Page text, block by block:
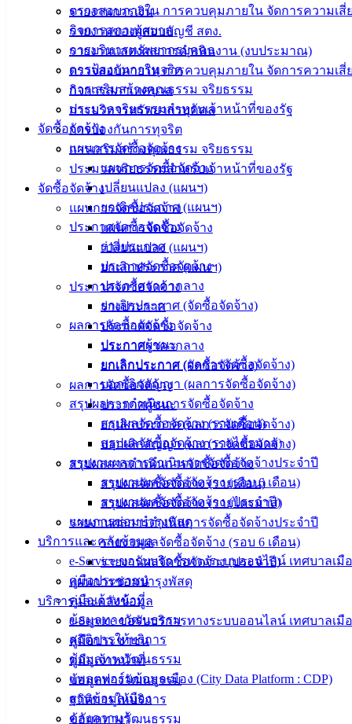
ตรวจสอบภายใน การควบคุมภายใน จัดการความเสี่
กิจการสภาเทศบาล
การบริหารทรัพยากรบุคคล
การป้องกันการทุจริต
การเสริมสร้างคุณธรรม จริยธรรม
ประมวลจริยธรรมสำหรับเจ้าหน้าที่ของรัฐ
จัดซื้อจัดจ้าง
แผนการจัดซื้อจัดจ้าง
แผนการจัดซื้อจัดจ้าง
เปลี่ยนแปลง (แผนฯ)
ยกเลิกประกาศ (แผนฯ)
ประกาศจัดซื้อจัดจ้าง
ร่างประกาศ
ประกาศจัดซื้อจัดจ้าง
ประกาศราคากลาง
ยกเลิกประกาศ (จัดซื้อจัดจ้าง)
ผลการจัดซื้อจัดจ้าง
ประกาศผู้ชนะ
ยกเลิกประกาศ (ผลการจัดซื้อจัดจ้าง)
บอกเลิกสัญญา (ผลการจัดซื้อจัดจ้าง)
สรุปผลการดำเนินการจัดซื้อจัดจ้าง
สรุปผลจัดซื้อจัดจ้าง (รายเดือน)
สรุปผลจัดซื้อจัดจ้าง (รายไตรมาส)
รายงานผลการดำเนินการจัดซื้อจัดจ้างประจำปี
รายงานผลจัดซื้อจัดจ้าง (รอบ 6 เดือน)
รายงานผลจัดซื้อจัดจ้าง (ประจำปี)
แผนการซ่อมบำรุงพัสดุ
บริการและคลังข้อมูล
e-Service ขอรับบริการทางระบบออนไลน์ เทศบาลเมื
คู่มือประชาชน
คู่มือเจ้าหน้าที่
ข้อมูลทางวัฒนธรรม
สถิติการให้บริการ
ข้อมูลทางวัฒนธรรม
แพลตฟอร์มข้อมูลเมือง (City Data Platform : CDP)
ฐานข้อมูลเมือง
คลังความรู้
รายงานการเงิน
รายงานของผู้สอบบัญชี สตง.
รายงานแสดงผลการดำเนินงาน (งบประมาณ)
ตรวจสอบภายใน การควบคุมภายใน จัดการความเสี่
กิจการสภาเทศบาล
การบริหารทรัพยากรบุคคล
การป้องกันการทุจริต
การเสริมสร้างคุณธรรม จริยธรรม
ประมวลจริยธรรมสำหรับเจ้าหน้าที่ของรัฐ
จัดซื้อจัดจ้าง
แผนการจัดซื้อจัดจ้าง
แผนการจัดซื้อจัดจ้าง
เปลี่ยนแปลง (แผนฯ)
ยกเลิกประกาศ (แผนฯ)
ประกาศจัดซื้อจัดจ้าง
ร่างประกาศ
ประกาศจัดซื้อจัดจ้าง
ประกาศราคากลาง
ยกเลิกประกาศ (จัดซื้อจัดจ้าง)
ผลการจัดซื้อจัดจ้าง
ประกาศผู้ชนะ
ยกเลิกประกาศ (ผลการจัดซื้อจัดจ้าง)
บอกเลิกสัญญา (ผลการจัดซื้อจัดจ้าง)
สรุปผลการดำเนินการจัดซื้อจัดจ้าง
สรุปผลจัดซื้อจัดจ้าง (รายเดือน)
สรุปผลจัดซื้อจัดจ้าง (รายไตรมาส)
รายงานผลการดำเนินการจัดซื้อจัดจ้างประจำปี
รายงานผลจัดซื้อจัดจ้าง (รอบ 6 เดือน)
รายงานผลจัดซื้อจัดจ้าง (ประจำปี)
แผนการซ่อมบำรุงพัสดุ
บริการและคลังข้อมูล
e-Service ขอรับบริการทางระบบออนไลน์ เทศบาลเมื
คู่มือประชาชน
คู่มือเจ้าหน้าที่
ข้อมูลทางวัฒนธรรม
สถิติการให้บริการ
ข้อมูลทางวัฒนธรรม
เทศบาล
เมืองอ่าง
142-100-104
ดาวน์โหลด
ฟอร์ม,
เอกสาร
คู่มือ
สำหรับ
ประชาชน/
คู่มือการ
ปฏิบัติ
งาน
ข่าวสาร
น่ารู้